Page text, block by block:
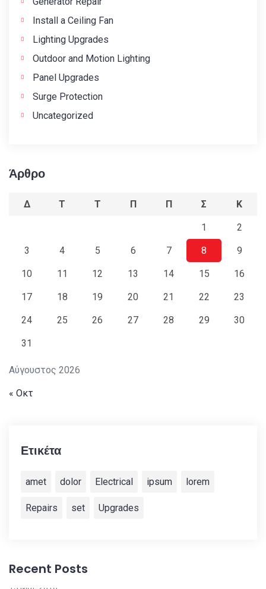
Install a Ceiling Fan
Lighting Upgrades
Outdoor and Motion Lighting
Panel Upgrades
Surge Protection
Uncategorized
Άρθρο
Αύγουστος 2026
Δ Τ Τ Π Π Σ Κ
1 2
3 4 5 6 7 8 9
10 11 12 13 14 15 16
17 18 19 20 21 22 23
24 25 26 27 28 29 30
31
« Οκτ
Ετικέτα
amet dolor Electrical ipsum lorem
Repairs set Upgrades
Recent Posts